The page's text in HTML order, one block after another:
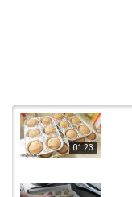
01:23